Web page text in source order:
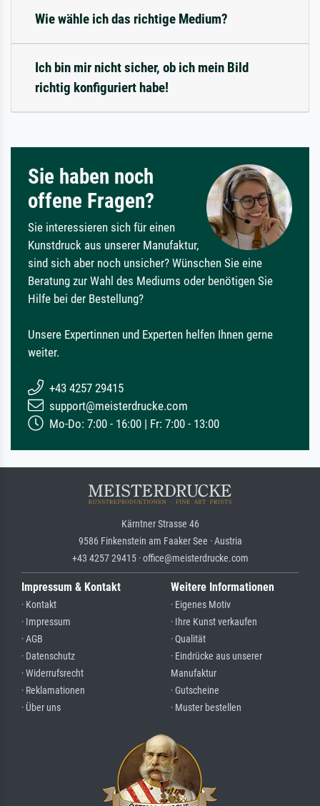
Wie wähle ich das richtige Medium?
Ich bin mir nicht sicher, ob ich mein Bild
richtig konfiguriert habe!
Sie haben noch
offene Fragen?
Sie interessieren sich für einen
Kunstdruck aus unserer Manufaktur,
sind sich aber noch unsicher? Wünschen Sie eine
Beratung zur Wahl des Mediums oder benötigen Sie
Hilfe bei der Bestellung?
Unsere Expertinnen und Experten helfen Ihnen gerne
weiter.
+43 4257 29415
support@meisterdrucke.com
Mo-Do: 7:00 - 16:00 | Fr: 7:00 - 13:00
Kärntner Strasse 46
9586 Finkenstein am Faaker See · Austria
+43 4257 29415 · office@meisterdrucke.com
Impressum & Kontakt
· Kontakt
· Impressum
· AGB
· Datenschutz
· Widerrufsrecht
· Reklamationen
· Über uns
Weitere Informationen
· Eigenes Motiv
· Ihre Kunst verkaufen
· Qualität
· Eindrücke aus unserer
Manufaktur
· Gutscheine
· Muster bestellen